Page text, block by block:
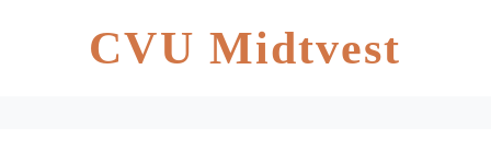
CVU Midtvest